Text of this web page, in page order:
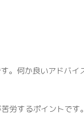
。何か良いアドバイ
労するポイントです